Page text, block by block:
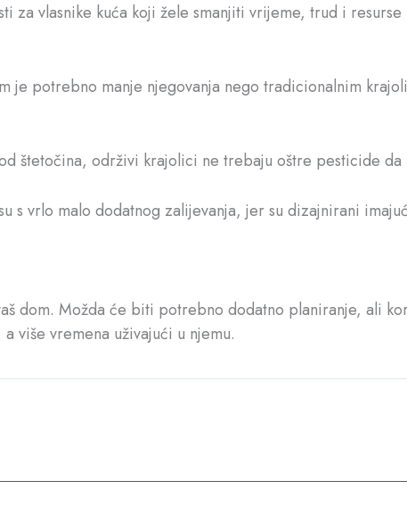
vlasnike kuća koji žele smanjiti vrijeme, trud i
potrebno manje njegovanja nego tradicionalnim
štetočina, održivi krajolici ne trebaju oštre pesticide
vrlo malo dodatnog zalijevanja, jer su dizajnirani
dom. Možda će biti potrebno dodatno planiranje, ali
više vremena uživajući u njemu.